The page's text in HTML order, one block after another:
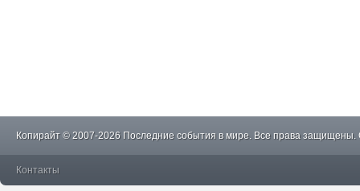
Копирайт © 2007-2026 Последние события в мире. Все права защищены.
Контакты